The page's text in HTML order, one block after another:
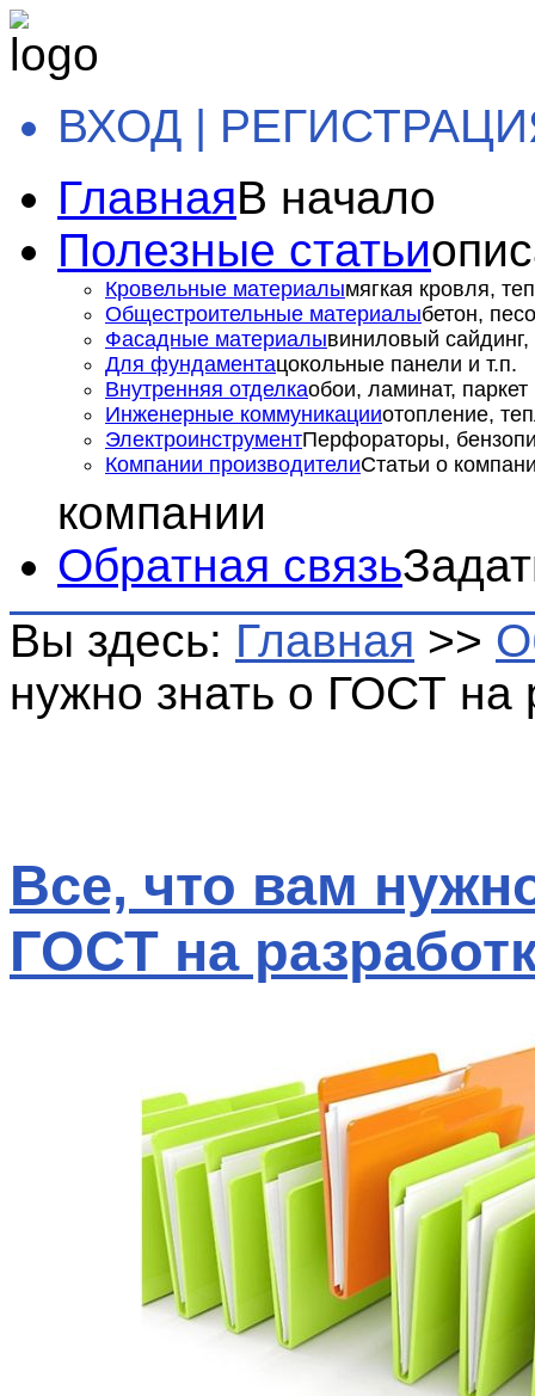
ВХОД |
ГлавнаяВ начало
Полезные статьи
Кровельные материалымягкая кровля,
Общестроительные материалыбетон,
Фасадные материалывиниловый сайдинг,
Для фундаментацокольные панели и т.п.
Внутренняя отделкаобои, ламинат, паркет
Инженерные коммуникацииотопление,
ЭлектроинструментПерфораторы,
Компании производителиСтатьи о
компании
Обратная связь
Вы здесь: Главная >>
нужно знать о ГОСТ на
Все, что вам
ГОСТ на